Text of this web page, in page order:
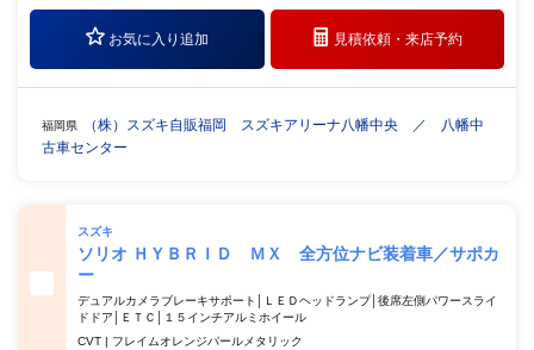
お気に入り追加 見積依頼・来店予約
福岡県
（株）スズキ自販福岡 スズキアリーナ八幡中央 ／ 八幡中
古車センター
スズキ
ソリオ ＨＹＢＲＩＤ ＭＸ 全方位ナビ装着車／サポカ
ー
デュアルカメラブレーキサポート│ＬＥＤヘッドランプ│後席左側パワースライ
ドドア│ＥＴＣ│１５インチアルミホイール
CVT | フレイムオレンジパールメタリック